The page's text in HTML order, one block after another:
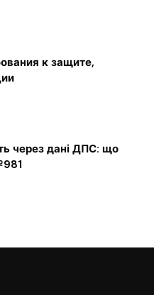
к защите,
через дані ДПС: що